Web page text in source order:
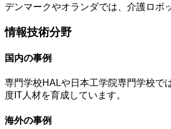
デンマークやオランダでは、介護ロボ
情報技術分野
国内の事例
専門学校HALや日本工学院専門学校で
度IT人材を育成しています。
海外の事例